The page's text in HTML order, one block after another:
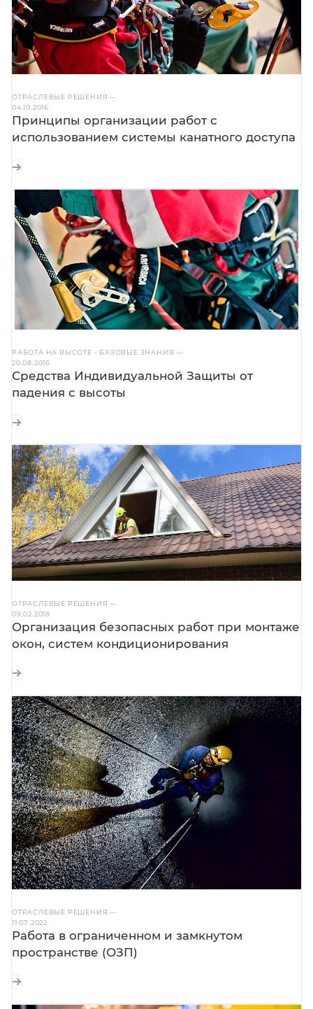
ОТРАСЛЕВЫЕ РЕШЕНИЯ—
04.10.2016
Принципы организации работ с
использованием системы канатного доступа
РАБОТА НА ВЫСОТЕ - БАЗОВЫЕ ЗНАНИЯ—
20.08.2016
Средства Индивидуальной Защиты от
падения с высоты
ОТРАСЛЕВЫЕ РЕШЕНИЯ—
09.02.2018
Организация безопасных работ при монтаже
окон, систем кондиционирования
ОТРАСЛЕВЫЕ РЕШЕНИЯ—
11.07.2022
Работа в ограниченном и замкнутом
пространстве (ОЗП)